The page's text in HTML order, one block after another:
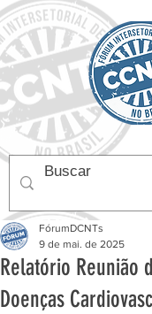
Relatório Reunião
Doenças
FórumDCNTs
9 de mai. de 2025